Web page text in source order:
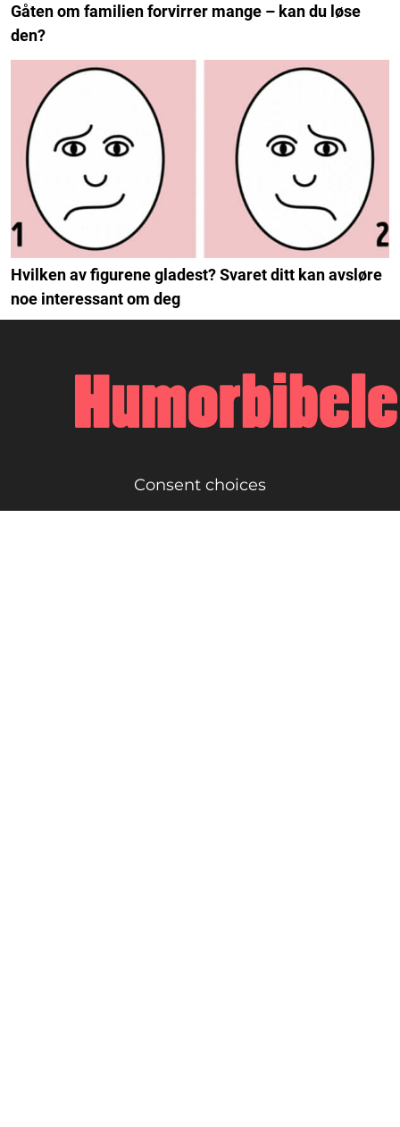
Gåten om familien forvirrer mange – kan du løse
den?
Hvilken av figurene gladest? Svaret ditt kan avsløre
noe interessant om deg
Consent choices